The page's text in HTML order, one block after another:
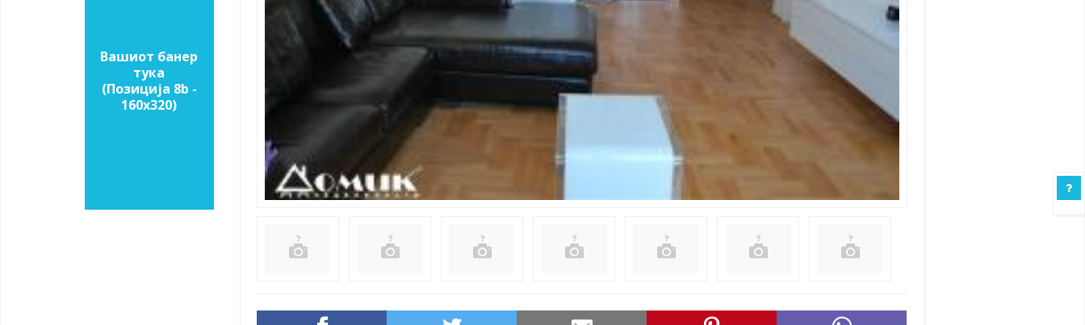
Вашиот банер
тука
(Позиција 8b -
160х320)